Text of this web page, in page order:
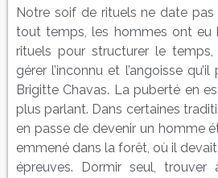
Notre soif de rituels ne date pas
tout temps, les hommes ont eu
rituels pour structurer le temps,
gérer l’inconnu et l’angoisse
Brigitte Chavas. La puberté en
plus parlant. Dans certaines
en passe de devenir un homme
emmené dans la forêt, où il
épreuves. Dormir seul, trouver